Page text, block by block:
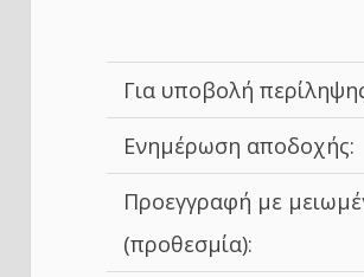
Για υποβολή
Ενημέρωση αποδοχής:
Προεγγραφή με
(προθεσμία):